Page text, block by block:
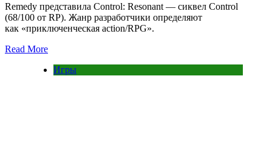
Remedy представила Control: Resonant — сиквел Control
(68/100 от RP). Жанр разработчики определяют
как «приключенческая action/RPG».
Read More
Игры